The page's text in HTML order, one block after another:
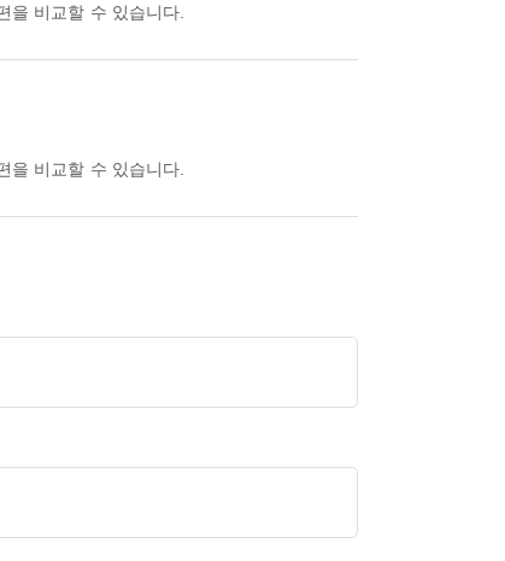
을 비교할 수 있습니다.
을 비교할 수 있습니다.